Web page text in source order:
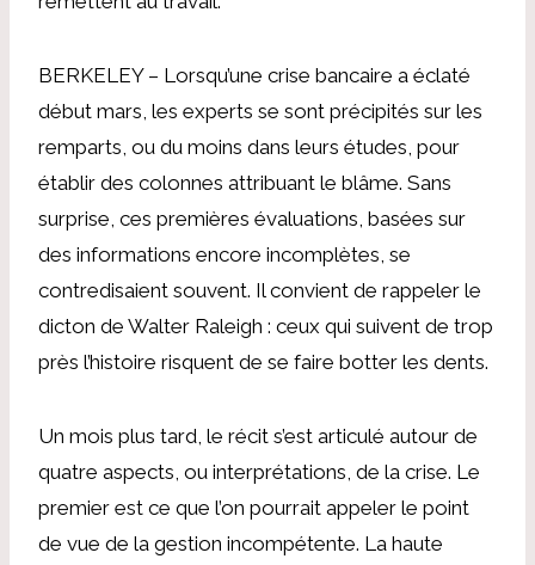
BERKELEY – Lorsqu’une crise bancaire a éclaté
début mars, les experts se sont précipités sur les
remparts, ou du moins dans leurs études, pour
établir des colonnes attribuant le blâme. Sans
surprise, ces premières évaluations, basées sur
des informations encore incomplètes, se
contredisaient souvent. Il convient de rappeler le
dicton de Walter Raleigh : ceux qui suivent de trop
près l’histoire risquent de se faire botter les dents.
Un mois plus tard, le récit s’est articulé autour de
quatre aspects, ou interprétations, de la crise. Le
premier est ce que l’on pourrait appeler le point
de vue de la gestion incompétente. La haute